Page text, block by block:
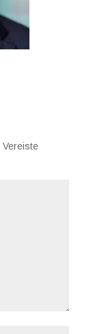
Vereiste